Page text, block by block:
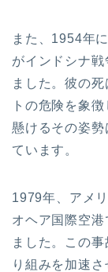
また、1954年
がインドシナ
ました。彼の
トの危険を象
懸けるその姿
ています。
1979年、アメ
オヘア国際空
ました。この
り組みを加速